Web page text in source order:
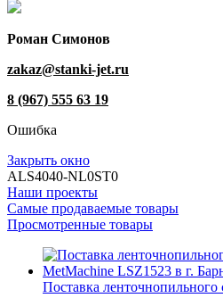
Роман Симонов
zakaz@stanki-jet.ru
8 (967) 555 63 19
Ошибка
Закрыть окно
ALS4040-NL0ST0
Наши проекты
Самые продаваемые товары
Просмотренные товары
Поставка ленточнопильного